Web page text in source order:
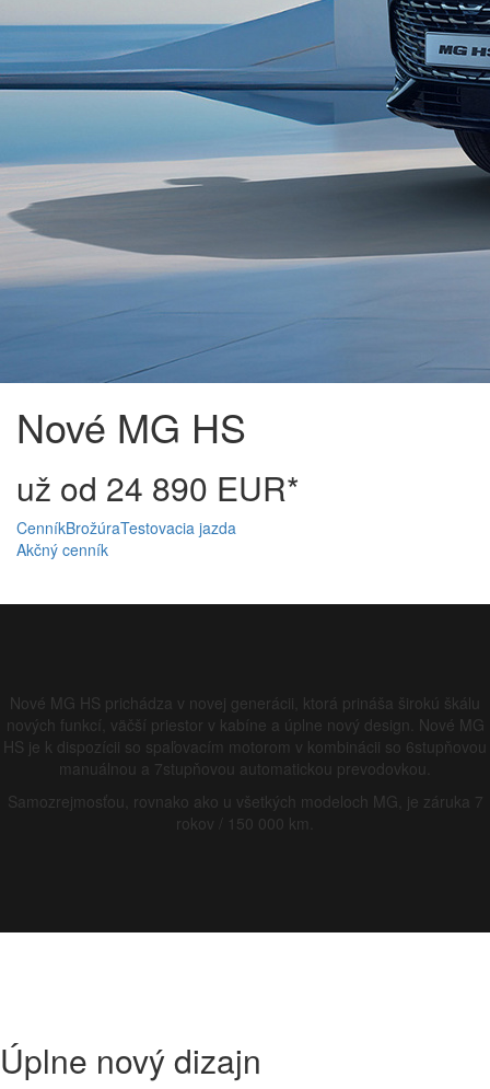
Nové MG HS
už od 24 890 EUR*
CenníkBrožúraTestovacia jazda
Akčný cenník
Nové MG HS prichádza v novej generácii, ktorá prináša širokú škálu
nových funkcí, väčší priestor v kabíne a úplne nový design. Nové MG
HS je k dispozícii so spaľovacím motorom v kombinácii so 6stupňovou
manuálnou a 7stupňovou automatickou prevodovkou.
Samozrejmosťou, rovnako ako u všetkých modeloch MG, je záruka 7
rokov / 150 000 km.
Úplne novýdizajn